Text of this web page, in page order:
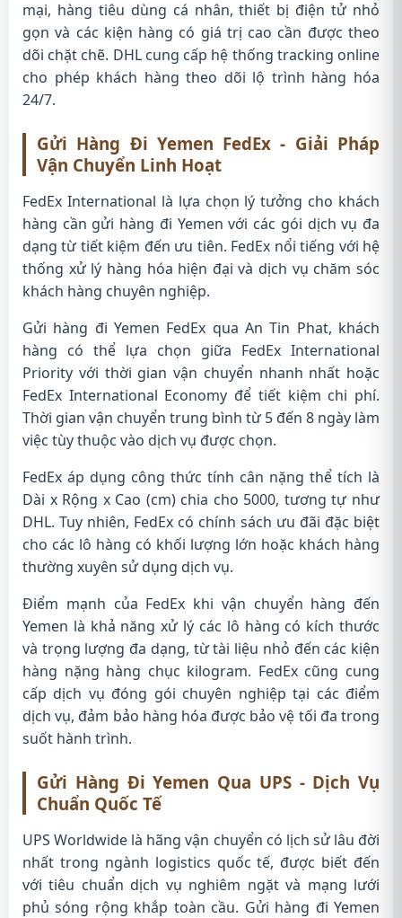
mại, hàng tiêu dùng cá nhân, thiết bị điện tử nhỏ
gọn và các kiện hàng có giá trị cao cần được theo
dõi chặt chẽ. DHL cung cấp hệ thống tracking online
cho phép khách hàng theo dõi lộ trình hàng hóa
24/7.
Gửi Hàng Đi Yemen FedEx - Giải Pháp
Vận Chuyển Linh Hoạt
FedEx International là lựa chọn lý tưởng cho khách
hàng cần gửi hàng đi Yemen với các gói dịch vụ đa
dạng từ tiết kiệm đến ưu tiên. FedEx nổi tiếng với hệ
thống xử lý hàng hóa hiện đại và dịch vụ chăm sóc
khách hàng chuyên nghiệp.
Gửi hàng đi Yemen FedEx qua An Tin Phat, khách
hàng có thể lựa chọn giữa FedEx International
Priority với thời gian vận chuyển nhanh nhất hoặc
FedEx International Economy để tiết kiệm chi phí.
Thời gian vận chuyển trung bình từ 5 đến 8 ngày làm
việc tùy thuộc vào dịch vụ được chọn.
FedEx áp dụng công thức tính cân nặng thể tích là
Dài x Rộng x Cao (cm) chia cho 5000, tương tự như
DHL. Tuy nhiên, FedEx có chính sách ưu đãi đặc biệt
cho các lô hàng có khối lượng lớn hoặc khách hàng
thường xuyên sử dụng dịch vụ.
Điểm mạnh của FedEx khi vận chuyển hàng đến
Yemen là khả năng xử lý các lô hàng có kích thước
và trọng lượng đa dạng, từ tài liệu nhỏ đến các kiện
hàng nặng hàng chục kilogram. FedEx cũng cung
cấp dịch vụ đóng gói chuyên nghiệp tại các điểm
dịch vụ, đảm bảo hàng hóa được bảo vệ tối đa trong
suốt hành trình.
Gửi Hàng Đi Yemen Qua UPS - Dịch Vụ
Chuẩn Quốc Tế
UPS Worldwide là hãng vận chuyển có lịch sử lâu đời
nhất trong ngành logistics quốc tế, được biết đến
với tiêu chuẩn dịch vụ nghiêm ngặt và mạng lưới
phủ sóng rộng khắp toàn cầu. Gửi hàng đi Yemen